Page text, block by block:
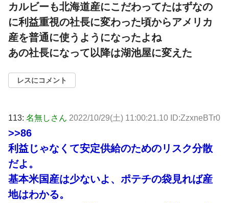
カルビーも北海道産にこだわってたはずなの
に利益重視の社長に変わった頃からアメリカ
産を普通に使うようになったよね
あの社長になって以降は湖池屋に変えた
レスにコメント
113: 名無しさん 2022/10/29(土) 11:00:21.10 ID:ZzxneBTr0
>>86
利益じゃなくて安定供給のためのリスク分散
だよ。
基本米国産は少ないよ、ポテチの袋見れば産
地はわかる。